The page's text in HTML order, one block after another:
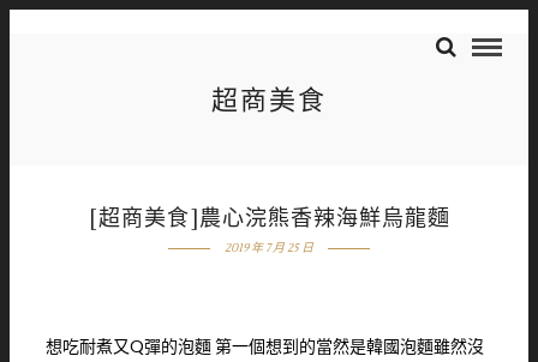
超商美食
[超商美食]農心浣熊香辣海鮮烏龍麵
2019 年 7 月 25 日
想吃耐煮又Q彈的泡麵 第一個想到的當然是韓國泡麵雖然沒